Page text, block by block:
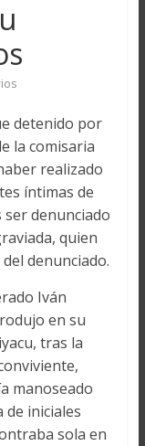
detenido por
la comisaria
realizado
íntimas de
denunciado
quien
denunciado.
Iván
en su
tras la
manoseado
iniciales
sola en